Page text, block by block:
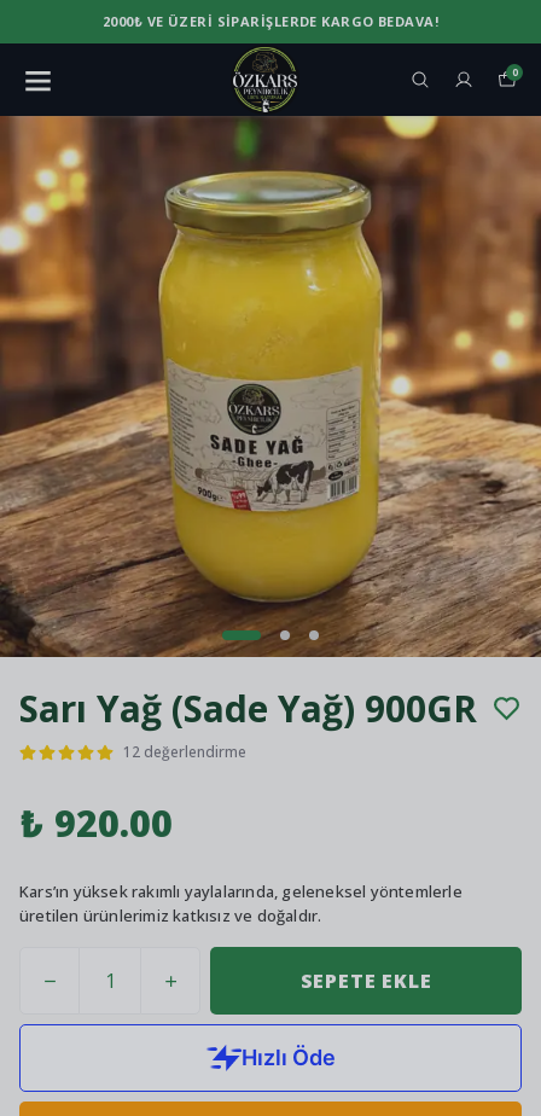
2000₺ VE ÜZERI SIPARIŞLERDE KARGO BEDAVA!
0
Sarı Yağ (Sade Yağ) 900GR
12 değerlendirme
₺ 920.00
Kars’ın yüksek rakımlı yaylalarında, geleneksel yöntemlerle
üretilen ürünlerimiz katkısız ve doğaldır.
SEPETE EKLE